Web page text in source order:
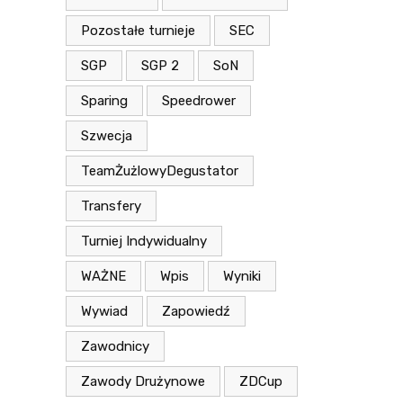
Pozostałe turnieje SEC
SGP SGP 2 SoN
Sparing Speedrower
Szwecja
TeamŻużlowyDegustator
Transfery
Turniej Indywidualny
WAŻNE Wpis Wyniki
Wywiad Zapowiedź
Zawodnicy
Zawody Drużynowe ZDCup